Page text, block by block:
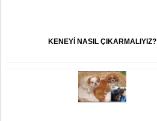
KENEYİ NASIL ÇIKARMALIYIZ?